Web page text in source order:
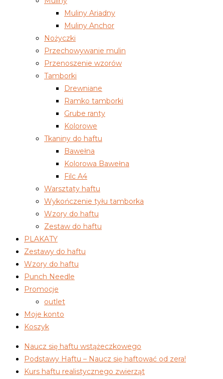
Muliny Ariadny
Muliny Anchor
Nożyczki
Przechowywanie mulin
Przenoszenie wzorów
Tamborki
Drewniane
Ramko tamborki
Grube ranty
Kolorowe
Tkaniny do haftu
Bawełna
Kolorowa Bawełna
Filc A4
Warsztaty haftu
Wykończenie tyłu tamborka
Wzory do haftu
Zestaw do haftu
PLAKATY
Zestawy do haftu
Wzory do haftu
Punch Needle
Promocje
outlet
Moje konto
Koszyk
Naucz się haftu wstążeczkowego
Podstawy Haftu – Naucz się haftować od zera!
Kurs haftu realistycznego zwierząt